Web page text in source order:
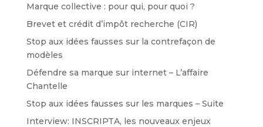
Marque collective : pour qui, pour quoi ?
Brevet et crédit d’impôt recherche (CIR)
Stop aux idées fausses sur la contrefaçon de
modèles
Défendre sa marque sur internet – L’affaire
Chantelle
Stop aux idées fausses sur les marques – Suite
Interview: INSCRIPTA, les nouveaux enjeux